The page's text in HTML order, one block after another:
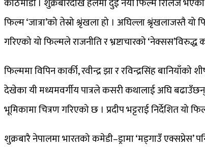
काठमाडौं । शुक्रबारदेखि हलमा दुई नयाँ फिल्म रिलिज भएका
फिल्म ‘जात्रा’को तेस्रो श्रृंखला हो । अघिल्ला श्रृंखलाजस्तै
गरिएको यो फिल्मले राजनीति र भ्रष्टाचारको ‘नेक्सस’विरुद्ध
फिल्ममा विपिन कार्की, रवीन्द्र झा र रविन्द्रसिंह
देखेका यी मध्यमवर्गीय पात्रले कसरी कथालाई अघि
भूमिकामा चित्रण गरिएको छ । प्रदीप भट्टराई निर्देशित यो
शुक्रबारै नेपालमा भारतको कमेडी–ड्रामा ‘मड्गाउँ